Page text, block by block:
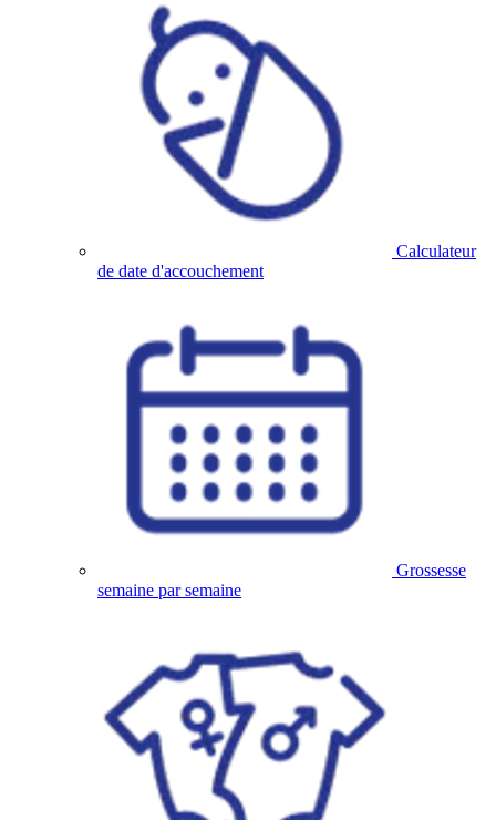
Calculateur
de date d'accouchement
Grossesse
semaine par semaine